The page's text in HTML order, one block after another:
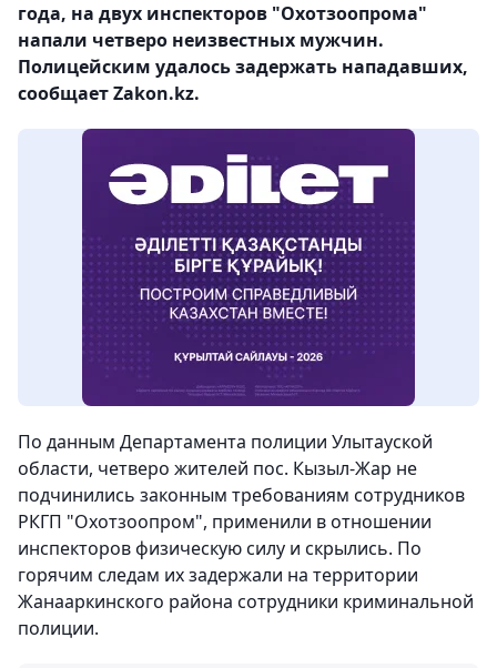
года, на двух инспекторов "Охотзоопрома"
напали четверо неизвестных мужчин.
Полицейским удалось задержать нападавших,
сообщает Zakon.kz.
По данным Департамента полиции Улытауской
области, четверо жителей пос. Кызыл-Жар не
подчинились законным требованиям сотрудников
РКГП "Охотзоопром", применили в отношении
инспекторов физическую силу и скрылись. По
горячим следам их задержали на территории
Жанааркинского района сотрудники криминальной
полиции.